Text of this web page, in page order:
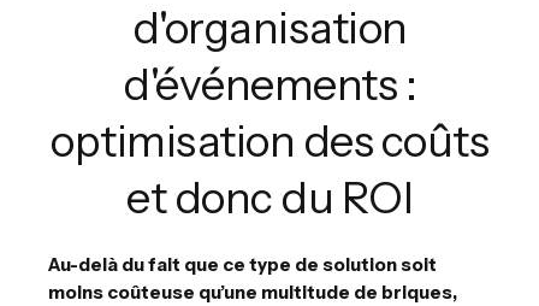
d'organisation
d'événements :
optimisation des coûts
et donc du ROI
Au-delà du fait que ce type de solution soit
moins coûteuse qu’une multitude de briques,